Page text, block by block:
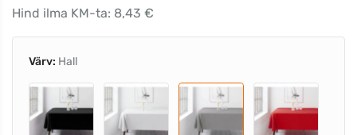
Hind ilma KM-ta: 8,43 €
Värv: Hall